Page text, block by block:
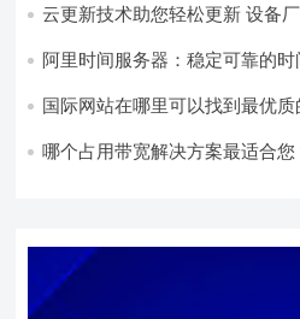
云更新技术助您轻松更新 设备
阿里时间服务器：稳定可靠的
国际网站在哪里可以找到最优质
哪个占用带宽解决方案最适合您